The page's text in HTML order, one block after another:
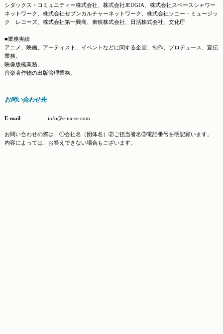
シダックス・コミュニティー株式会社、株式会社JEUGIA、株式会社スペースシャワー
ネットワーク、株式会社セブンカルチャーネットワーク、株式会社ソニー・ミュージッ
ク レコーズ、株式会社第一興商、東映株式会社、日活株式会社、文化庁
■業務実績
アニメ、映画、アーティスト、イベントなどに関する企画、制作、プロデュース、宣伝
業務。
映像版権業務。
音楽著作物の出版管理業務。
お問い合わせ先
E-mail info@e-na-se.com
お問い合わせの際は、①会社名（団体名）②ご担当者名③電話番号を明記願います。
内容によっては、お答えできない場合もございます。